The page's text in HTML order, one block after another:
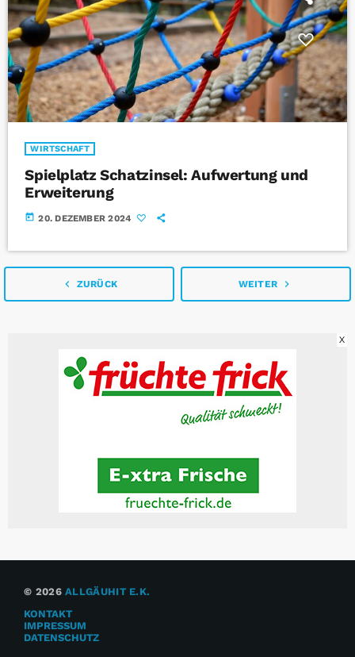
WIRTSCHAFT
Spielplatz Schatzinsel: Aufwertung und
Erweiterung
today 20. DEZEMBER 2024
navigate_before ZURÜCK WEITER navigate_next
X
© 2026ALLGÄUHIT E.K.
KONTAKT
IMPRESSUM
DATENSCHUTZ